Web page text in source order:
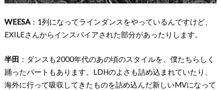
WEESA：1列になってラインダンスをやっているんですけど、
EXILEさんからインスパイアされた部分があったりします。
半田 ：ダンスも2000年代のあの頃のスタイルを、僕たちらしく
踊ったパートもあります。LDHのよさも詰め込まれていたり、
海外に行って吸収してきたものを詰め込んだ新しいMVになって